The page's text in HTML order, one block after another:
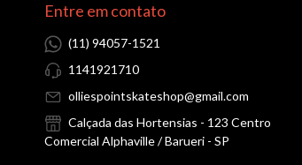
Entre em contato
(11) 94057-1521
1141921710
olliespointskateshop@gmail.com
Calçada das Hortensias - 123 Centro
Comercial Alphaville / Barueri - SP